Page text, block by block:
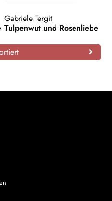
Gabriele Tergit
Tulpenwut und Rosenliebe